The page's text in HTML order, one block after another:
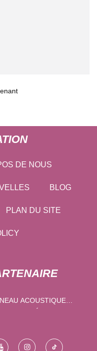
DE NOUS
BLOG
PLAN DU SITE
ACOUSTIQUE